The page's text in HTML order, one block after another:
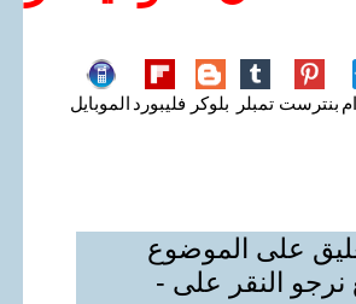
بنترست تمبلر بلوكر فليبورد الموبايل
على الموضوع
نرجو النقر على -